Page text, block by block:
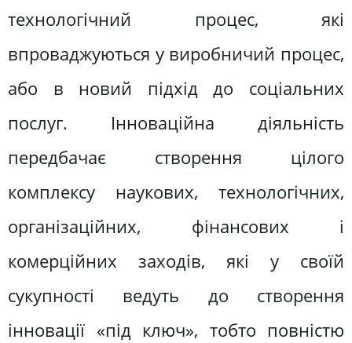
технологічний процес, які
впроваджуються у виробничий процес,
або в новий підхід до соціальних
послуг. Інноваційна діяльність
передбачає створення цілого
комплексу наукових, технологічних,
організаційних, фінансових і
комерційних заходів, які у своїй
сукупності ведуть до створення
інновації «під ключ», тобто повністю